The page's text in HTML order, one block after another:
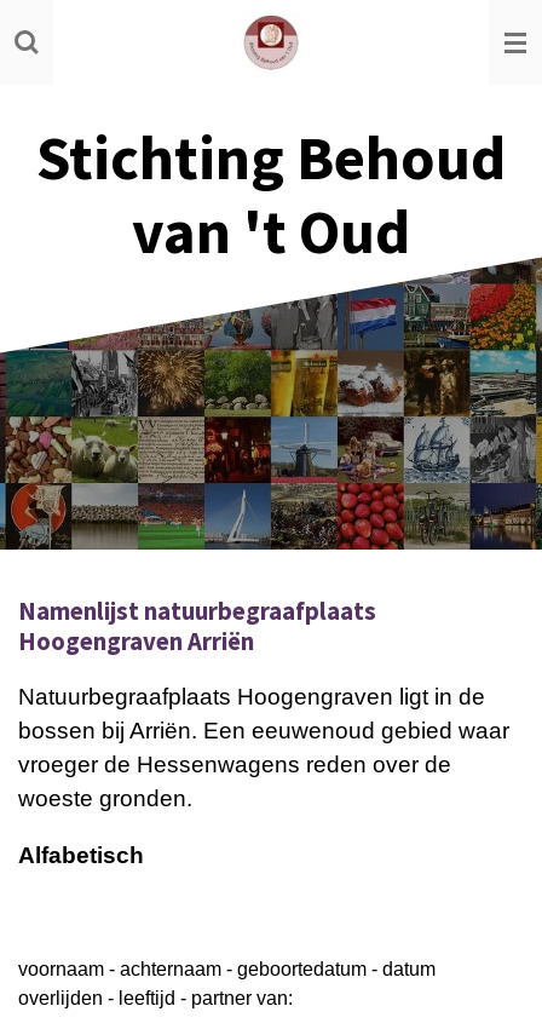
Ga
direct
hoofdinhoud
Stichting Behoud
van 't Oud
Namenlijst natuurbegraafplaats
Hoogengraven Arriën
Natuurbegraafplaats Hoogengraven ligt in de
bossen bij Arriën. Een eeuwenoud gebied waar
vroeger de Hessenwagens reden over de
woeste gronden.
Alfabetisch
voornaam - achternaam - geboortedatum - datum
overlijden - leeftijd - partner van: